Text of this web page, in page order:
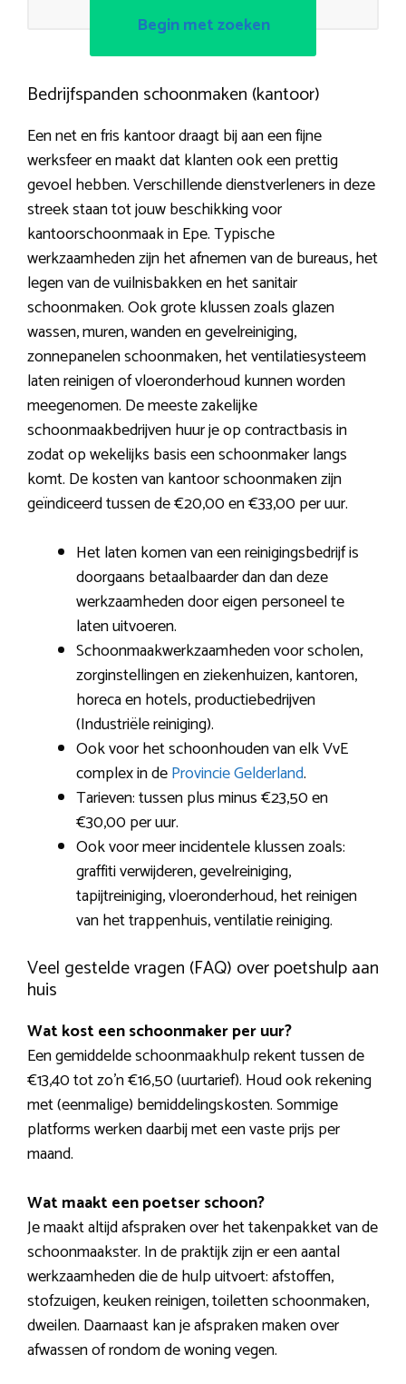
Begin met zoeken
Bedrijfspanden schoonmaken (kantoor)
Een net en fris kantoor draagt bij aan een fijne
werksfeer en maakt dat klanten ook een prettig
gevoel hebben. Verschillende dienstverleners in deze
streek staan tot jouw beschikking voor
kantoorschoonmaak in Epe. Typische
werkzaamheden zijn het afnemen van de bureaus, het
legen van de vuilnisbakken en het sanitair
schoonmaken. Ook grote klussen zoals glazen
wassen, muren, wanden en gevelreiniging,
zonnepanelen schoonmaken, het ventilatiesysteem
laten reinigen of vloeronderhoud kunnen worden
meegenomen. De meeste zakelijke
schoonmaakbedrijven huur je op contractbasis in
zodat op wekelijks basis een schoonmaker langs
komt. De kosten van kantoor schoonmaken zijn
geïndiceerd tussen de €20,00 en €33,00 per uur.
Het laten komen van een reinigingsbedrijf is
doorgaans betaalbaarder dan dan deze
werkzaamheden door eigen personeel te
laten uitvoeren.
Schoonmaakwerkzaamheden voor scholen,
zorginstellingen en ziekenhuizen, kantoren,
horeca en hotels, productiebedrijven
(Industriële reiniging).
Ook voor het schoonhouden van elk VvE
complex in deProvincie Gelderland.
Tarieven: tussen plus minus €23,50 en
€30,00 per uur.
Ook voor meer incidentele klussen zoals:
graffiti verwijderen, gevelreiniging,
tapijtreiniging, vloeronderhoud, het reinigen
van het trappenhuis, ventilatie reiniging.
Veel gestelde vragen (FAQ) over poetshulp aan
huis
Wat kost een schoonmaker per uur?
Een gemiddelde schoonmaakhulp rekent tussen de
€13,40 tot zo’n €16,50 (uurtarief). Houd ook rekening
met (eenmalige) bemiddelingskosten. Sommige
platforms werken daarbij met een vaste prijs per
maand.
Wat maakt een poetser schoon?
Je maakt altijd afspraken over het takenpakket van de
schoonmaakster. In de praktijk zijn er een aantal
werkzaamheden die de hulp uitvoert: afstoffen,
stofzuigen, keuken reinigen, toiletten schoonmaken,
dweilen. Daarnaast kan je afspraken maken over
afwassen of rondom de woning vegen.